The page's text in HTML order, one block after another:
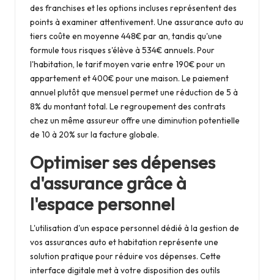
des franchises et les options incluses représentent des
points à examiner attentivement. Une assurance auto au
tiers coûte en moyenne 448€ par an, tandis qu'une
formule tous risques s'élève à 534€ annuels. Pour
l'habitation, le tarif moyen varie entre 190€ pour un
appartement et 400€ pour une maison. Le paiement
annuel plutôt que mensuel permet une réduction de 5 à
8% du montant total. Le regroupement des contrats
chez un même assureur offre une diminution potentielle
de 10 à 20% sur la facture globale.
Optimiser ses dépenses
d'assurance grâce à
l'espace personnel
L'utilisation d'un espace personnel dédié à la gestion de
vos assurances auto et habitation représente une
solution pratique pour réduire vos dépenses. Cette
interface digitale met à votre disposition des outils